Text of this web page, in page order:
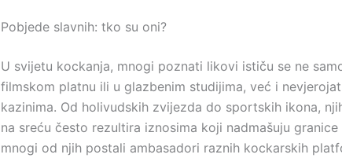
Pobjede slavnih: tko su oni?
U svijetu kockanja, mnogi poznati likovi ističu se ne
filmskom platnu ili u glazbenim studijima, već i
kazinima. Od holivudskih zvijezda do sportskih ikona,
na sreću često rezultira iznosima koji nadmašuju
mnogi od njih postali ambasadori raznih kockarskih